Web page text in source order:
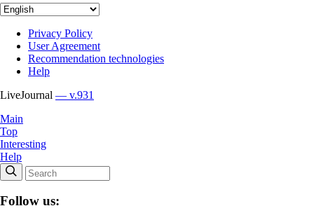
Privacy Policy
User Agreement
Recommendation technologies
Help
LiveJournal — v.931
Main
Top
Interesting
Help
Follow us: